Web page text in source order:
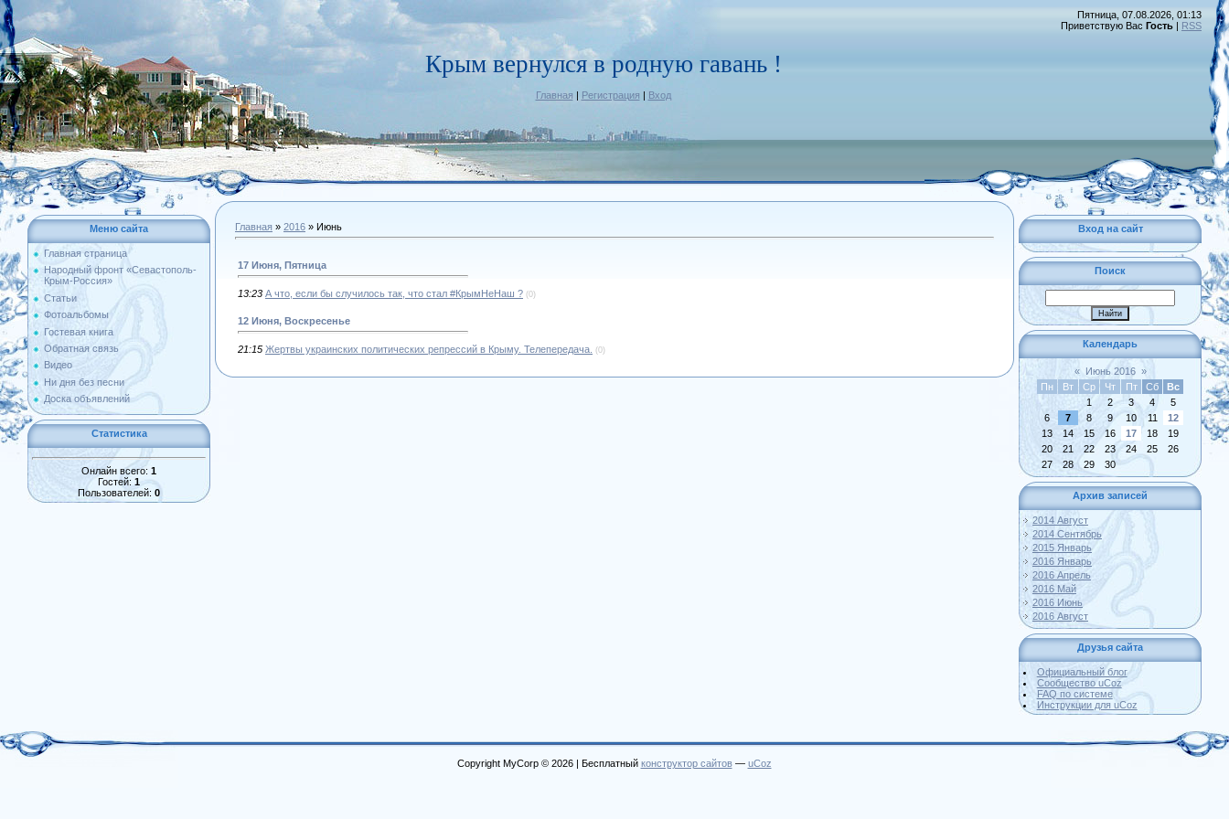
Крым вернулся в родную гавань !
Главная | Регистрация | Вход
Пятница, 07.08.2026, 01:13
Приветствую Вас Гость | RSS
Меню сайта
Главная страница
Народный фронт «Севастополь-
Крым-Россия»
Статьи
Фотоальбомы
Гостевая книга
Обратная связь
Видео
Ни дня без песни
Доска объявлений
Статистика
Онлайн всего: 1
Гостей: 1
Пользователей: 0
Главная » 2016 » Июнь
17 Июня, Пятница
13:23 А что, если бы случилось так, что стал #КрымНеНаш ? (0)
12 Июня, Воскресенье
21:15 Жертвы украинских политических репрессий в Крыму. Телепередача. (0)
Вход на сайт
Поиск
Календарь
« Июнь 2016 »
Пн
Вт Ср Чт Пт Сб
Вс
1
2 3 4
5
6
7 8 9 10 11
12
13
14 15 16 17 18
19
20
21 22 23 24 25
26
27
28 29 30
Архив записей
2014 Август
2014 Сентябрь
2015 Январь
2016 Январь
2016 Апрель
2016 Май
2016 Июнь
2016 Август
Друзья сайта
Официальный блог
Сообщество uCoz
FAQ по системе
Инструкции для uCoz
Copyright MyCorp © 2026| Бесплатный конструктор сайтов— uCoz